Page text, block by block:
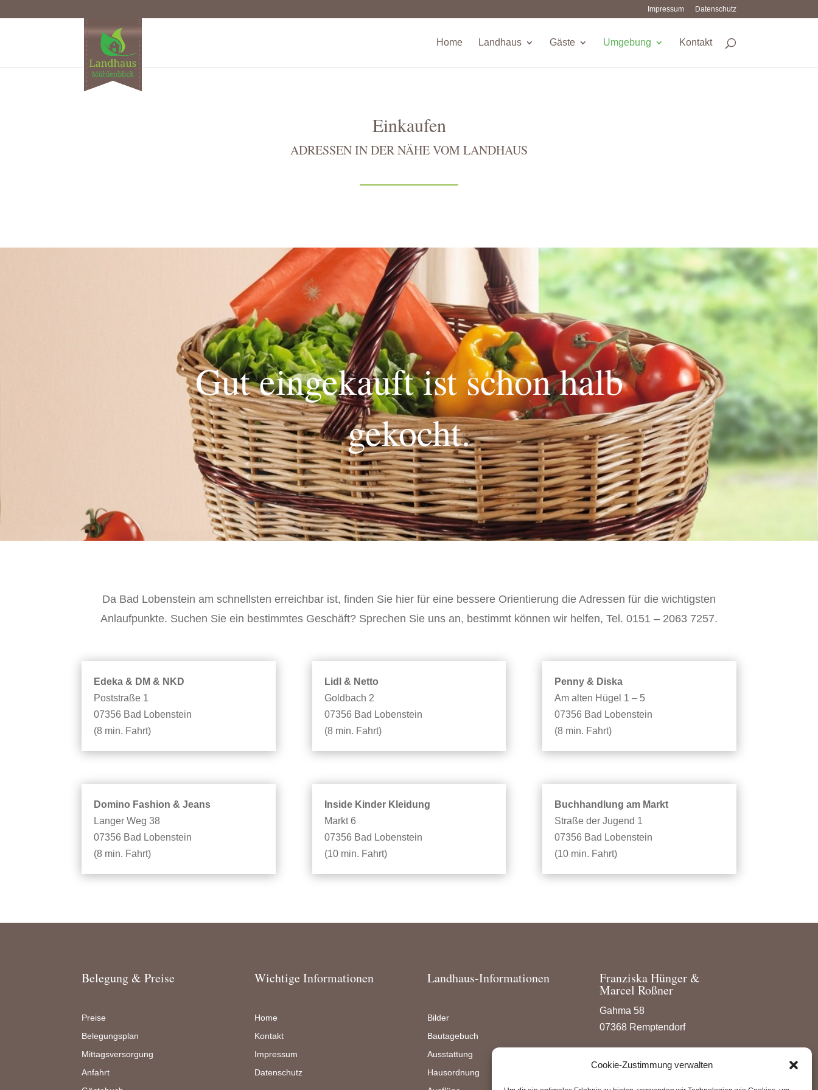
Cookie-Zustimmung verwalten
Impressum Datenschutz
Home Landhaus Gäste Umgebung Kontakt
Einkaufen
ADRESSEN IN DER NÄHE VOM LANDHAUS
Gut eingekauft ist schon halb
gekocht.
Da Bad Lobenstein am schnellsten erreichbar ist, finden Sie hier für eine bessere Orientierung die Adressen für die wichtigsten
Anlaufpunkte. Suchen Sie ein bestimmtes Geschäft? Sprechen Sie uns an, bestimmt können wir helfen, Tel. 0151 – 2063 7257.
Edeka & DM & NKD
Poststraße 1
07356 Bad Lobenstein
(8 min. Fahrt)
Lidl & Netto
Goldbach 2
07356 Bad Lobenstein
(8 min. Fahrt)
Penny & Diska
Am alten Hügel 1 – 5
07356 Bad Lobenstein
(8 min. Fahrt)
Domino Fashion & Jeans
Langer Weg 38
07356 Bad Lobenstein
(8 min. Fahrt)
Inside Kinder Kleidung
Markt 6
07356 Bad Lobenstein
(10 min. Fahrt)
Buchhandlung am Markt
Straße der Jugend 1
07356 Bad Lobenstein
(10 min. Fahrt)
Belegung & Preise
Preise
Belegungsplan
Mittagsversorgung
Anfahrt
Wichtige Informationen
Home
Kontakt
Impressum
Datenschutz
Landhaus-Informationen
Bilder
Bautagebuch
Ausstattung
Hausordnung
Franziska Hünger &
Marcel Roßner
Gahma 58
07368 Remptendorf